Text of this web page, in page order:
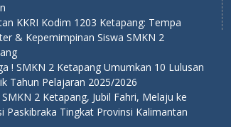
KKRI Kodim 1203 Ketapang: Tempa
& Kepemimpinan Siswa SMKN 2
! SMKN 2 Ketapang Umumkan 10 Lulusan
Tahun Pelajaran 2025/2026
2 Ketapang, Jubil Fahri, Melaju ke
Paskibraka Tingkat Provinsi Kalimantan